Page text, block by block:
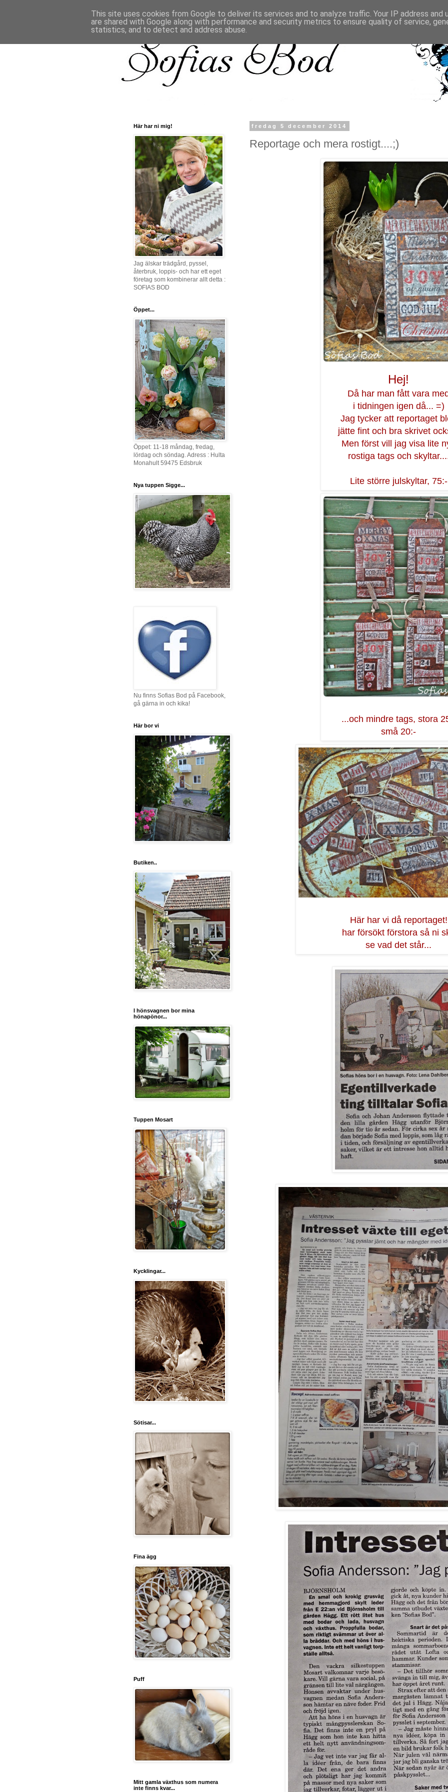
fredag 5 december 2014
Reportage och mera rostigt....;)
Hej!
Då har man fått vara
i tidningen igen då... =)
Jag tycker att reportaget
jätte fint och bra skrivet
Men först vill jag visa lite
rostiga tags och
Lite större julskyltar, 75:-
...och mindre tags, stora
små 20:-
Här har vi då reportaget!
har försökt förstora så ni
se vad det står...
Här har ni mig!
Jag älskar trädgård, pyssel,
återbruk, loppis- och har ett eget
företag som kombinerar allt detta :
SOFIAS BOD
Öppet...
Öppet: 11-18 måndag, fredag,
lördag och söndag. Adress : Hulta
Monahult 59475 Edsbruk
Nya tuppen Sigge...
Nu finns Sofias Bod på Facebook,
gå gärna in och kika!
Här bor vi
Butiken..
I hönsvagnen bor mina
hönapönor...
Tuppen Mosart
Kycklingar...
Sötisar...
Fina ägg
Puff
Mitt gamla växthus som numera
inte finns kvar...
This site uses cookies from Google to deliver its services and to analyze traffic. Your IP address and
are shared with Google along with performance and security metrics to ensure quality of service,
statistics, and to detect and address abuse.